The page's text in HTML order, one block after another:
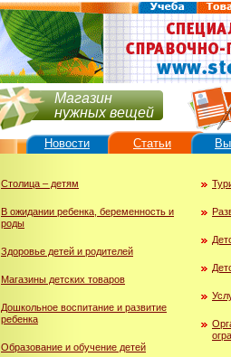
Магазин
нужных вещей
Столица – детям
В ожидании ребенка, беременность и
роды
Здоровье детей и родителей
Магазины детских товаров
Дошкольное воспитание и развитие
ребенка
Образование и обучение детей
Новости Статьи